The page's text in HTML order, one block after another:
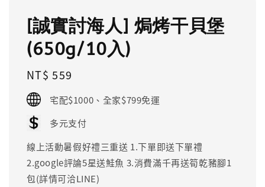
[誠實討海人] 焗烤干貝堡
(650g/10入)
Regular
price
NT$ 559
宅配$1000、全家$799免運
多元支付
線上活動暑假好禮三重送 1.下單即送下單禮
2.google評論5星送鮭魚 3.消費滿千再送筍乾豬腳1
包(詳情可洽LINE)